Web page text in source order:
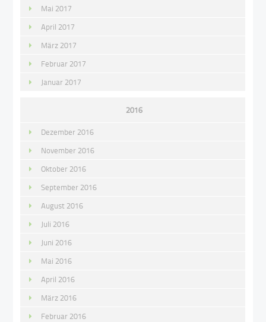
Mai 2017
April 2017
März 2017
Februar 2017
Januar 2017
2016
Dezember 2016
November 2016
Oktober 2016
September 2016
August 2016
Juli 2016
Juni 2016
Mai 2016
April 2016
März 2016
Februar 2016